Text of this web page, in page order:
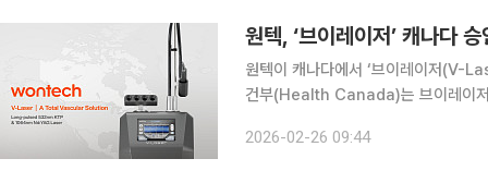
원텍, ‘브이레이저’ 캐나다
원텍이 캐나다에서 ‘브이레이저(V-
건부(Health Canada)는 브이레이저
료기기로 승인했다. 브이레이저는
2026-02-26 09:44